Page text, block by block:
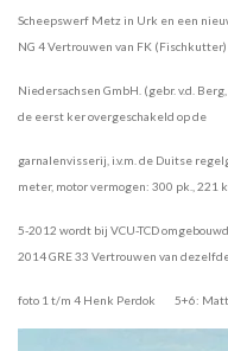
Scheepswerf Metz in Urk en een
NG 4 Vertrouwen van FK (Fischkutter)
Niedersachsen GmbH. (gebr. v.d.
de eerst ker overgeschakeld op de
garnalenvisserij, i.v.m. de Duitse
meter, motor vermogen: 300 pk., 221
5-2012 wordt bij VCU-TCD
2014 GRE 33 Vertrouwen van
foto 1 t/m 4 Henk Perdok 5+6: